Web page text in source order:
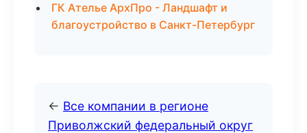
ГК Ателье АрхПро - Ландшафт и
благоустройство в Санкт-Петербург
← Все компании в регионе
Приволжский федеральный округ